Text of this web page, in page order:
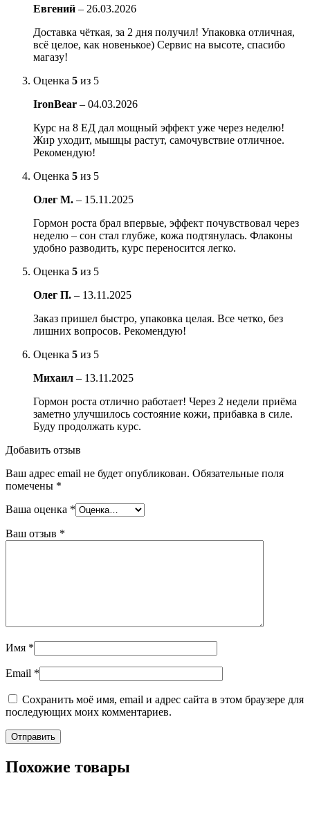
Евгений – 26.03.2026
Доставка чёткая, за 2 дня получил! Упаковка отличная,
всё целое, как новенькое) Сервис на высоте, спасибо
магазу!
Оценка 5 из 5
IronBear – 04.03.2026
Курс на 8 ЕД дал мощный эффект уже через неделю!
Жир уходит, мышцы растут, самочувствие отличное.
Рекомендую!
Оценка 5 из 5
Олег М. – 15.11.2025
Гормон роста брал впервые, эффект почувствовал через
неделю – сон стал глубже, кожа подтянулась. Флаконы
удобно разводить, курс переносится легко.
Оценка 5 из 5
Олег П. – 13.11.2025
Заказ пришел быстро, упаковка целая. Все четко, без
лишних вопросов. Рекомендую!
Оценка 5 из 5
Михаил – 13.11.2025
Гормон роста отлично работает! Через 2 недели приёма
заметно улучшилось состояние кожи, прибавка в силе.
Буду продолжать курс.
Добавить отзыв
Ваш адрес email не будет опубликован. Обязательные поля
помечены *
Ваша оценка *
Ваш отзыв *
Имя *
Email *
Сохранить моё имя, email и адрес сайта в этом браузере для
последующих моих комментариев.
Похожие товары